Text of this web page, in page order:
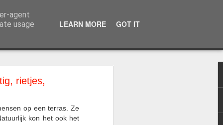
rietjes,
op een terras. Ze
kon het ook het
agent
usage
LEARN MORE GOT IT
deelgenomen